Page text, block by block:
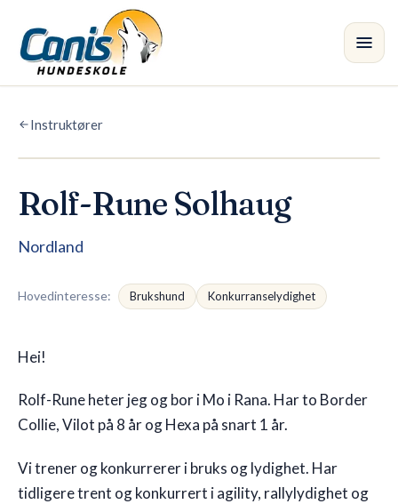
Skip to main content
Kurs
Instruktører
Rolf-Rune Solhaug
Nordland
Hovedinteresse: Brukshund Konkurranselydighet
Hei!
Rolf-Rune heter jeg og bor i Mo i Rana. Har to Border
Collie, Vilot på 8 år og Hexa på snart 1 år.
Vi trener og konkurrerer i bruks og lydighet. Har
tidligere trent og konkurrert i agility, rallylydighet og